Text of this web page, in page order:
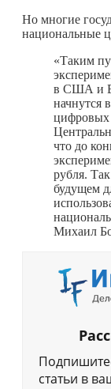
Но многие
национальные
«Таким
в США и
начнутся
цифровых
что до
рубля.
будущем
Михаил
статьи в